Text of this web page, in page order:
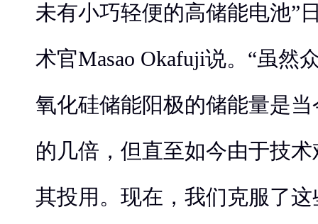
未有小巧轻便的高储能电池”
术官Masao Okafuji说。“虽然
氧化硅储能阳极的储能量是
的几倍，但直至如今由于技
其投用。现在，我们克服了